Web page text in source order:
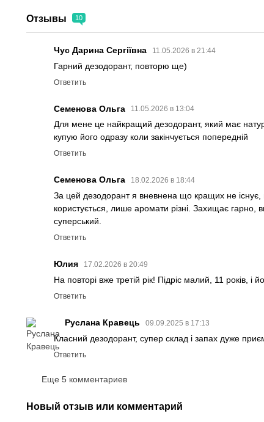
Отзывы 10
Чус Дарина Сергіївна 11.05.2026 в 21:44
Гарний дезодорант, повторю ще)
Ответить
Семенова Ольга 11.05.2026 в 13:04
Для мене це найкращий дезодорант, який має
купую його одразу коли закінчується попередній
Ответить
Семенова Ольга 18.02.2026 в 18:44
За цей дезодорант я вневнена що кращих не існує,
користується, лише аромати різні. Захищає гарно,
суперський.
Ответить
Юлия 17.02.2026 в 20:49
На повторі вже третій рік! Підріс малий, 11
Ответить
Руслана Кравець 09.09.2025 в 17:13
Класний дезодорант, супер склад і запах дуже
Ответить
Еще 5 комментариев
Новый отзыв или комментарий